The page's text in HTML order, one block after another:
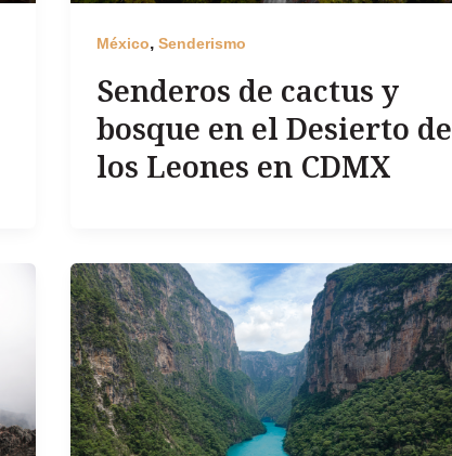
México, Senderismo
Senderos de cactus y
bosque en el Desierto de
los Leones en CDMX